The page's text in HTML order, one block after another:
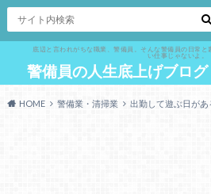
底辺と言われがちな職業、警備員。そんな警備員の日常
い仕事じゃないよ。
警備員の人生底上げブログ
HOME 警備業・清掃業 出勤して遊ぶ日があ